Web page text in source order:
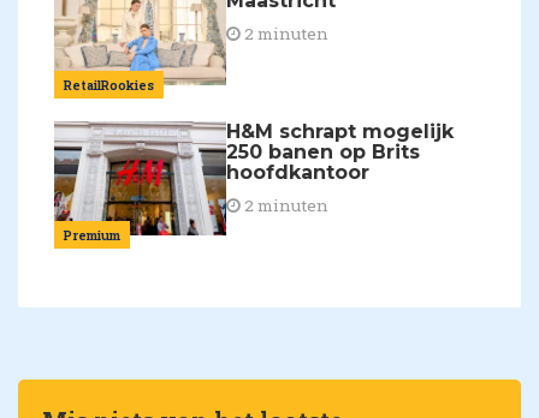
RetailRookies
2 minuten
Premium
H&M schrapt mogelijk
250 banen op Brits
hoofdkantoor
2 minuten